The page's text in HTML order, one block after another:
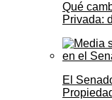
Qué
Privada:
El